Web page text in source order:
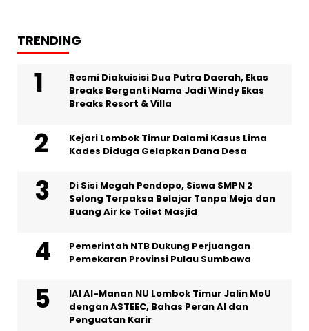
TRENDING
Resmi Diakuisisi Dua Putra Daerah, Ekas
Breaks Berganti Nama Jadi Windy Ekas
Breaks Resort & Villa
Kejari Lombok Timur Dalami Kasus Lima
Kades Diduga Gelapkan Dana Desa
Di Sisi Megah Pendopo, Siswa SMPN 2
Selong Terpaksa Belajar Tanpa Meja dan
Buang Air ke Toilet Masjid
Pemerintah NTB Dukung Perjuangan
Pemekaran Provinsi Pulau Sumbawa
IAI Al-Manan NU Lombok Timur Jalin MoU
dengan ASTEEC, Bahas Peran AI dan
Penguatan Karir